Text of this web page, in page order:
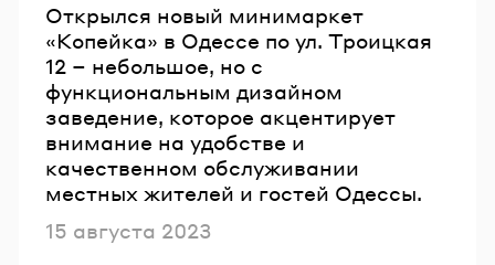
Открылся новый минимаркет
«Копейка» в Одессе по ул. Троицкая
12 – небольшое, но с
функциональным дизайном
заведение, которое акцентирует
внимание на удобстве и
качественном обслуживании
местных жителей и гостей Одессы.
Опубликовано
15 августа 2023